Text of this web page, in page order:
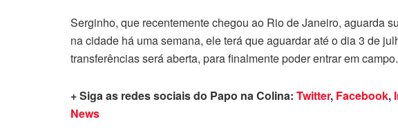
Serginho, que recentemente chegou ao Rio de Janeiro, aguarda
na cidade há uma semana, ele terá que aguardar até o dia 3 de
transferências será aberta, para finalmente poder entrar em campo.
+ Siga as redes sociais do Papo na Colina: Twitter, Facebook,
News